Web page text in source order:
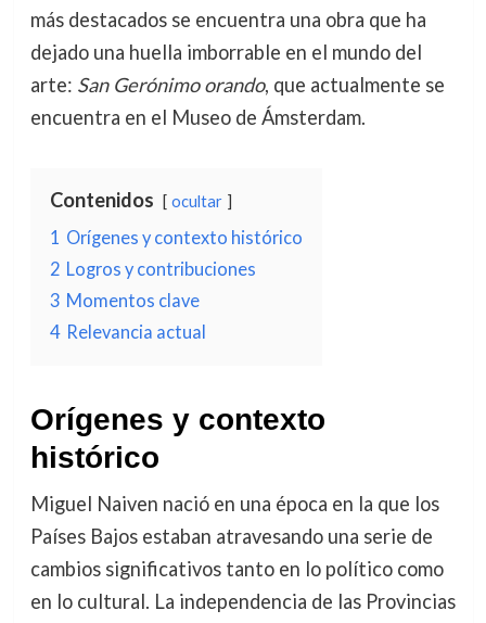
más destacados se encuentra una obra que ha
dejado una huella imborrable en el mundo del
arte: San Gerónimo orando, que actualmente se
encuentra en el Museo de Ámsterdam.
Contenidos ocultar
1 Orígenes y contexto histórico
2 Logros y contribuciones
3 Momentos clave
4 Relevancia actual
Orígenes y contexto
histórico
Miguel Naiven nació en una época en la que los
Países Bajos estaban atravesando una serie de
cambios significativos tanto en lo político como
en lo cultural. La independencia de las Provincias